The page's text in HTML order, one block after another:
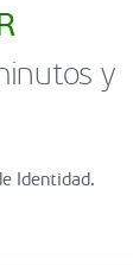
y
Identidad.